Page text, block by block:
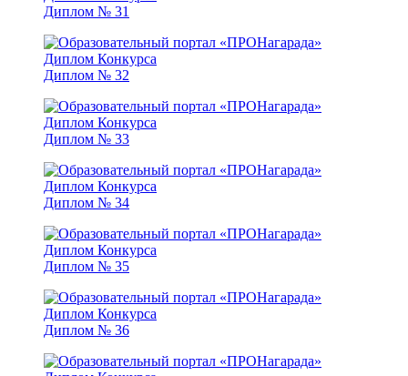
Диплом № 31
Диплом № 32
Диплом № 33
Диплом № 34
Диплом № 35
Диплом № 36